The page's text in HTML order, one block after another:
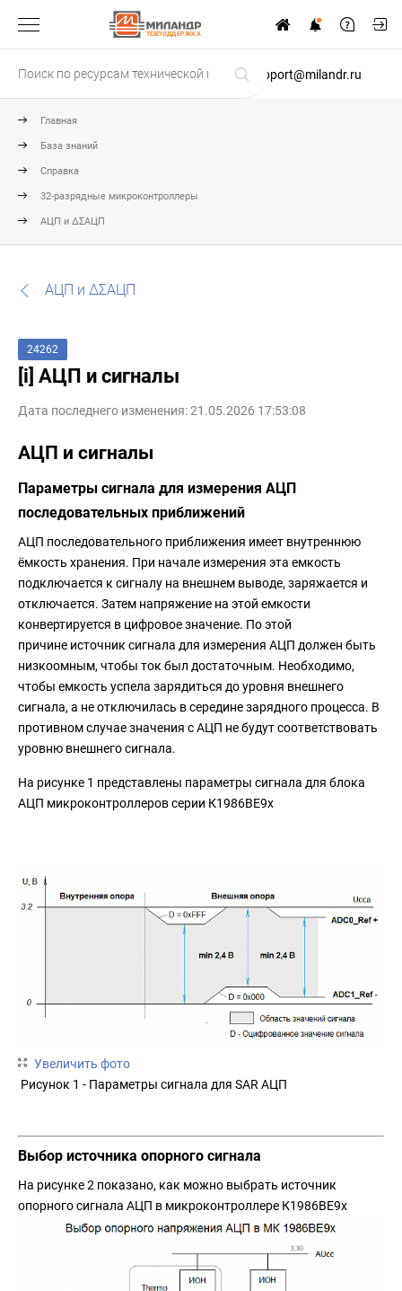
ТЕХПОДДЕРЖКА
support@milandr.ru
Главная
База знаний
Справка
32-разрядные микроконтроллеры
АЦП и ΔΣАЦП
АЦП и ΔΣАЦП
24262
[i] АЦП и сигналы
Дата последнего изменения: 21.05.2026 17:53:08
АЦП и сигналы
Параметры сигнала для измерения АЦП
последовательных приближений
АЦП последовательного приближения имеет внутреннюю
ёмкость хранения. При начале измерения эта емкость
подключается к сигналу на внешнем выводе, заряжается и
отключается. Затем напряжение на этой емкости
конвертируется в цифровое значение. По этой
причине источник сигнала для измерения АЦП должен быть
низкоомным, чтобы ток был достаточным. Необходимо,
чтобы емкость успела зарядиться до уровня внешнего
сигнала, а не отключилась в середине зарядного процесса. В
противном случае значения с АЦП не будут соответствовать
уровню внешнего сигнала.
На рисунке 1 представлены параметры сигнала для блока
АЦП микроконтроллеров серии К1986ВЕ9х
Увеличить фото
Рисунок 1 - Параметры сигнала для SAR АЦП
Выбор источника опорного сигнала
На рисунке 2 показано, как можно выбрать источник
опорного сигнала АЦП в микроконтроллере К1986ВЕ9х